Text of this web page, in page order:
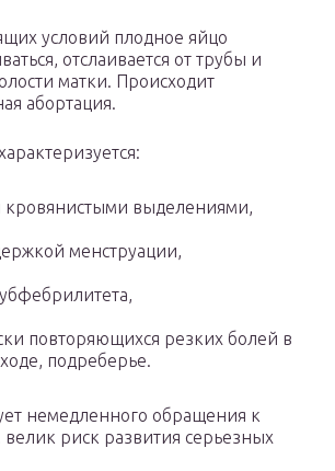
условий плодное яйцо
отслаивается от трубы и
матки. Происходит
абортация.
выделениями,
менструации,
повторяющихся резких болей в
подреберье.
немедленного обращения к
велик риск развития серьезных